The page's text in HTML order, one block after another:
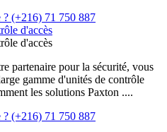
? (+216) 71 750 887
d'accès
d'accès
partenaire pour la sécurité, vous
gamme d'unités de contrôle
les solutions Paxton ....
? (+216) 71 750 887